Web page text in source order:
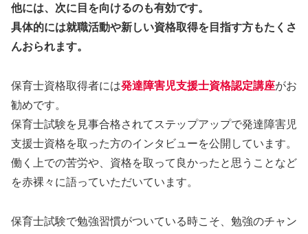
他には、次に目を向けるのも有効です。
具体的には就職活動や新しい資格取得を目指す方もたくさ
んおられます。
保育士資格取得者には発達障害児支援士資格認定講座がお
勧めです。
保育士試験を見事合格されてステップアップで発達障害児
支援士資格を取った方のインタビューを公開しています。
働く上での苦労や、資格を取って良かったと思うことなど
を赤裸々に語っていただいています。
保育士試験で勉強習慣がついている時こそ、勉強のチャン